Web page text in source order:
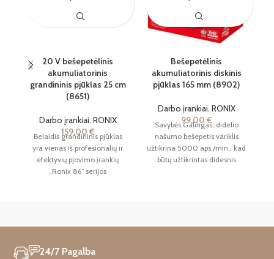
20 V bešepetėlinis
akumuliatorinis
grandininis pjūklas 25 cm
(8651)
Darbo įrankiai, RONIX
159,00€
Belaidis grandininis pjūklas
yra vienas iš profesionalių ir
efektyvių pjovimo įrankių
„Ronix 86“ serijos
yra 4 ampervalandžiai.
86“ serijos gaminiuose galima
Bešepetėlinis
akumuliatorinis diskinis
pjūklas 165 mm (8902)
Darbo įrankiai, RONIX
99,00 €
Savybės Galingas, didelio
našumo bešepetis variklis
užtikrina 5000 aps./min., kad
būtų užtikrintas didesnis
24/7 Pagalba